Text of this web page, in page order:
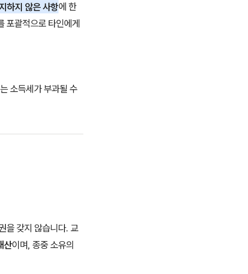
하지 않은 사항에 한
포괄적으로 타인에게
소득세가 부과될 수
을 갖지 않습니다. 교
산이며, 종중 소유의